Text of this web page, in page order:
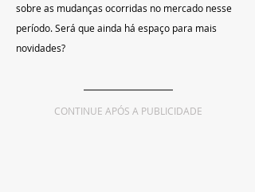
sobre as mudanças ocorridas no mercado nesse
período. Será que ainda há espaço para mais
novidades?
CONTINUE APÓS A PUBLICIDADE